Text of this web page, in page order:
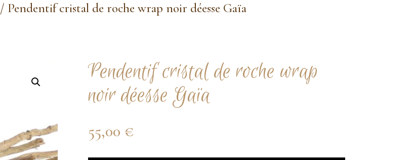
/ Pendentif cristal de roche wrap noir déesse Gaïa
Pendentif cristal de roche wrap
noir déesse Gaïa
55,00 €